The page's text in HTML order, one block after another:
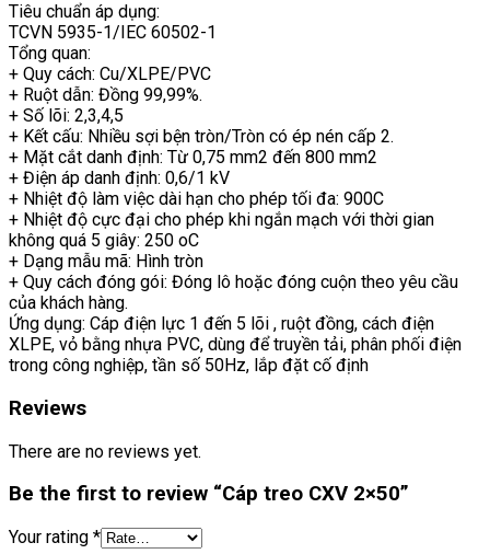
Tiêu chuẩn áp dụng:
TCVN 5935-1/IEC 60502-1
Tổng quan:
+ Quy cách: Cu/XLPE/PVC
+ Ruột dẫn: Đồng 99,99%.
+ Số lõi: 2,3,4,5
+ Kết cấu: Nhiều sợi bện tròn/Tròn có ép nén cấp 2.
+ Mặt cắt danh định: Từ 0,75 mm2 đến 800 mm2
+ Điện áp danh định: 0,6/1 kV
+ Nhiệt độ làm việc dài hạn cho phép tối đa: 900C
+ Nhiệt độ cực đại cho phép khi ngắn mạch với thời gian
không quá 5 giây: 250 oC
+ Dạng mẫu mã: Hình tròn
+ Quy cách đóng gói: Đóng lô hoặc đóng cuộn theo yêu cầu
của khách hàng.
Ứng dụng: Cáp điện lực 1 đến 5 lõi , ruột đồng, cách điện
XLPE, vỏ bằng nhựa PVC, dùng để truyền tải, phân phối điện
trong công nghiệp, tần số 50Hz, lắp đặt cố định
Reviews
There are no reviews yet.
Be the first to review “Cáp treo CXV 2×50”
Your rating *